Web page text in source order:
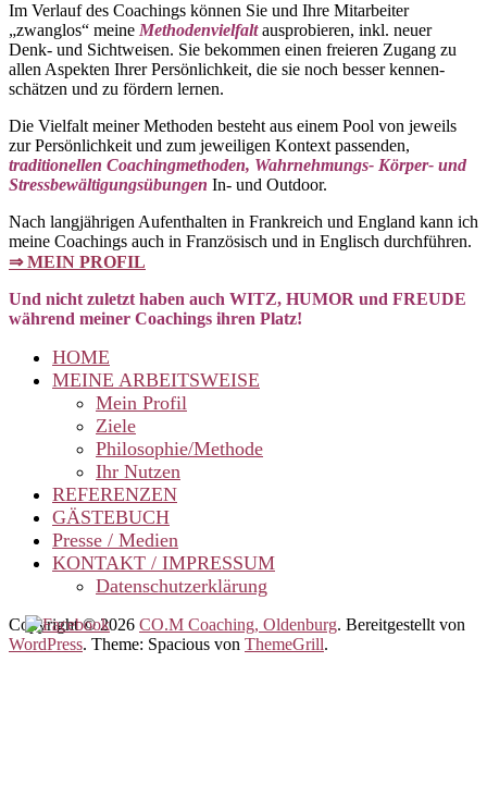
Im Verlauf des Coachings können Sie und Ihre Mitarbeiter
„zwanglos“ meine Methodenvielfaltausprobieren, inkl. neuer
Denk- und Sichtweisen. Sie bekommen einen freieren Zugang zu
allen Aspekten Ihrer Persönlichkeit, die sie noch besser kennen-
schätzen und zu fördern lernen.
Die Vielfalt meiner Methoden besteht aus einem Pool von jeweils
zur Persönlichkeit und zum jeweiligen Kontext passenden,
traditionellen Coachingmethoden, Wahrnehmungs- Körper- und
Stressbewältigungsübungen In- und Outdoor.
Nach langjährigen Aufenthalten in Frankreich und England kann ich
meine Coachings auch in Französisch und in Englisch durchführen.
⇒ MEIN PROFIL
Und nicht zuletzt haben auch WITZ, HUMOR und FREUDE
während meiner Coachings ihren Platz!
HOME
MEINE ARBEITSWEISE
Mein Profil
Ziele
Philosophie/Methode
Ihr Nutzen
REFERENZEN
GÄSTEBUCH
Presse / Medien
KONTAKT / IMPRESSUM
Datenschutzerklärung
Copyright © 2026 CO.M Coaching, Oldenburg. Bereitgestellt von
WordPress. Theme: Spacious von ThemeGrill.